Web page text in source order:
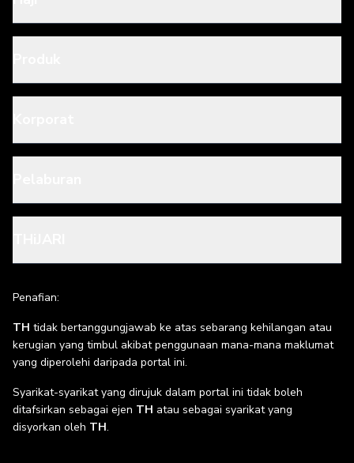
Penafian:
TH tidak bertanggungjawab ke atas sebarang kehilangan atau
kerugian yang timbul akibat penggunaan mana-mana maklumat
yang diperolehi daripada portal ini.
Syarikat-syarikat yang dirujuk dalam portal ini tidak boleh
ditafsirkan sebagai ejen TH atau sebagai syarikat yang
disyorkan oleh TH.